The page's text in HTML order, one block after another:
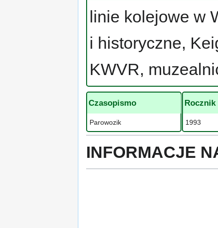
linie kolejowe w
i historyczne,
KWVR,
Czasopismo
Parowozik
Rocznik
1993
INFORMACJE